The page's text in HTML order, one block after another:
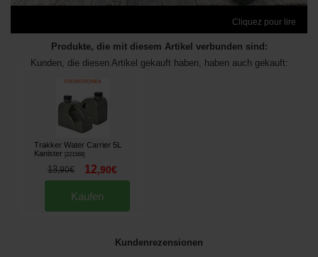
Cliquez pour lire
Produkte, die mit diesem Artikel verbunden sind:
Kunden, die diesen Artikel gekauft haben, haben auch gekauft:
Trakker Water Carrier 5L
Kanister [221568]
13,90€ 12,90€
Kaufen
Kundenrezensionen